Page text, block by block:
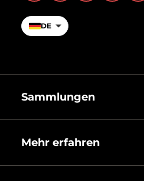
DE
Sammlungen
Mehr erfahren